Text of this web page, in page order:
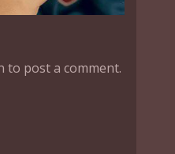
to post a comment.